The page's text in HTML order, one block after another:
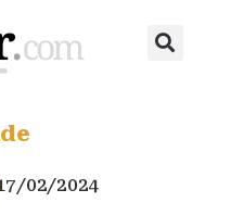
02/2024